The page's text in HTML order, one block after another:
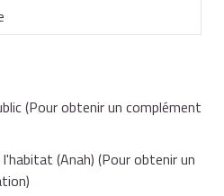
que l'on est en présence
très social ou à loyer
la convention à loyer social
ne peut pas mettre fin
par :
avis de réception,
(Pour obtenir un complément
(Anah) (Pour obtenir un